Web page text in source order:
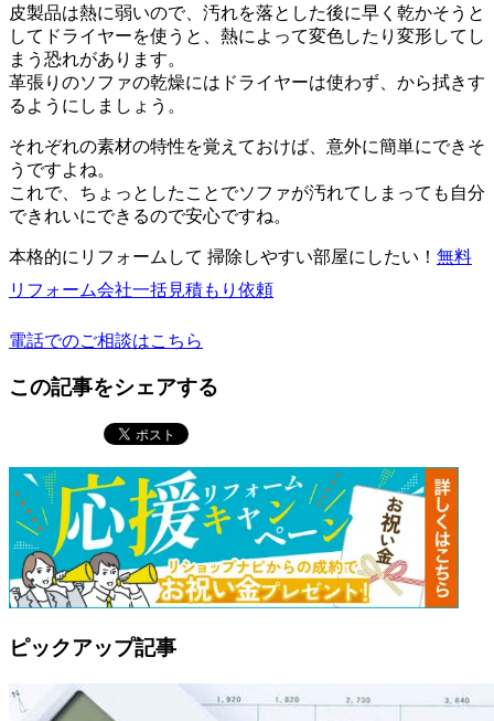
皮製品は熱に弱いので、汚れを落とした後に早く乾かそうと
してドライヤーを使うと、熱によって変色したり変形してし
まう恐れがあります。
革張りのソファの乾燥にはドライヤーは使わず、から拭きす
るようにしましょう。
それぞれの素材の特性を覚えておけば、意外に簡単にできそ
うですよね。
これで、ちょっとしたことでソファが汚れてしまっても自分
できれいにできるので安心ですね。
本格的にリフォームして 掃除しやすい部屋にしたい！ 無料
リフォーム会社一括見積もり依頼
電話でのご相談はこちら
この記事をシェアする
ピックアップ記事